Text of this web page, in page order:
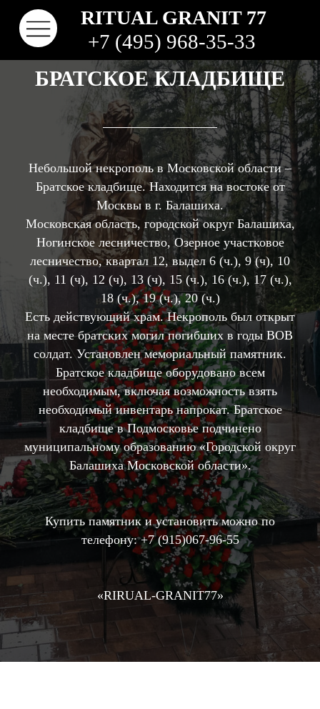
RITUAL GRANIT 77
КЛАДБИЩА
КОНТАКТЫ
ВИДЫ ГРАНИТА
+7 (495) 968-35-33
БРАТСКОЕ КЛАДБИЩЕ
Небольшой некрополь в Московской области –
Братское кладбище. Находится на востоке от
Москвы в г. Балашиха.
Московская область, городской округ Балашиха,
Ногинское лесничество, Озерное участковое
лесничество, квартал 12, выдел 6 (ч.), 9 (ч), 10
(ч.), 11 (ч), 12 (ч), 13 (ч), 15 (ч.), 16 (ч.), 17 (ч.),
18 (ч.), 19 (ч.), 20 (ч.)
Есть действующий храм. Некрополь был открыт
на месте братских могил погибших в годы ВОВ
солдат. Установлен мемориальный памятник.
Братское кладбище оборудовано всем
необходимым, включая возможность взять
необходимый инвентарь напрокат. Братское
кладбище в Подмосковье подчинено
муниципальному образованию «Городской округ
Балашиха Московской области».
Купить памятник и установить можно по
телефону:+7 (915)067-96-55
«RIRUAL-GRANIT77»